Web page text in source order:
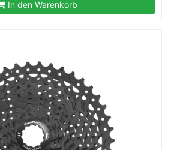
In den Warenkorb